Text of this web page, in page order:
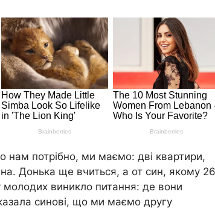
нам потрібно, ми маємо: дві квартири,
Донька ще вчиться, а от син, якому
молодих виникло питання: де вони
синові, що ми маємо другу